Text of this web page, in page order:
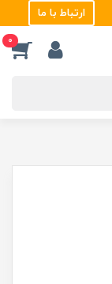
ارتباط با ما
0